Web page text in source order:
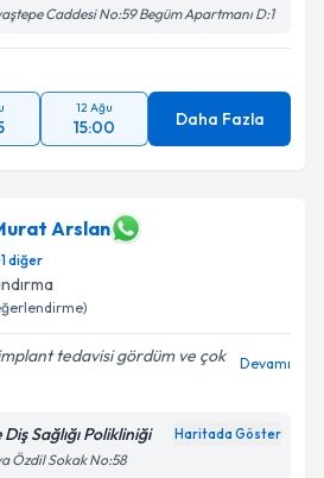
Caddesi No:59 Begüm Apartmanı D:1
12 Ağu
15:00 Daha Fazla
Arslan
1diğer
tedavisi gördüm ve çok
Devamı
Sağlığı Polikliniği Haritada Göster
Özdil Sokak No:58